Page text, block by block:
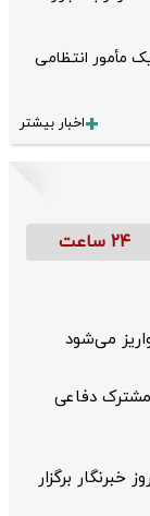
مأمور انتظامی
اخبار بیشتر
۲۴ ساعت
می‌شود
مشترک دفاعی
برگزار